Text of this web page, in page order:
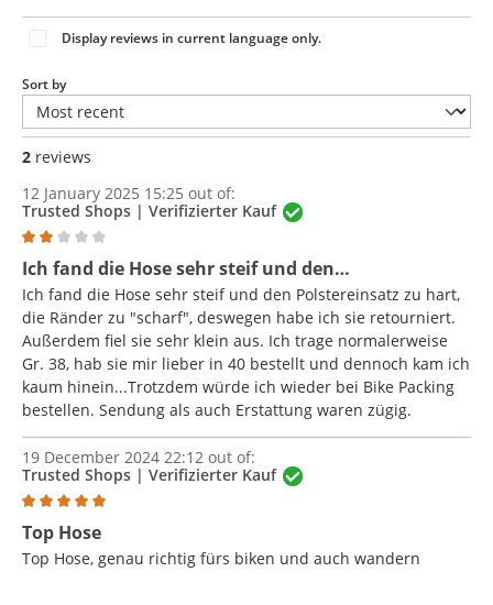
Display reviews in current language only.
Sort by
2 reviews
12 January 2025 15:25 out of:
Trusted Shops | Verifizierter Kauf
Review with rating of 2 out of 5 stars
Ich fand die Hose sehr steif und den…
Ich fand die Hose sehr steif und den Polstereinsatz zu hart,
die Ränder zu "scharf", deswegen habe ich sie retourniert.
Außerdem fiel sie sehr klein aus. Ich trage normalerweise
Gr. 38, hab sie mir lieber in 40 bestellt und dennoch kam ich
kaum hinein...Trotzdem würde ich wieder bei Bike Packing
bestellen. Sendung als auch Erstattung waren zügig.
19 December 2024 22:12 out of:
Trusted Shops | Verifizierter Kauf
Review with rating of 5 out of 5 stars
Top Hose
Top Hose, genau richtig fürs biken und auch wandern